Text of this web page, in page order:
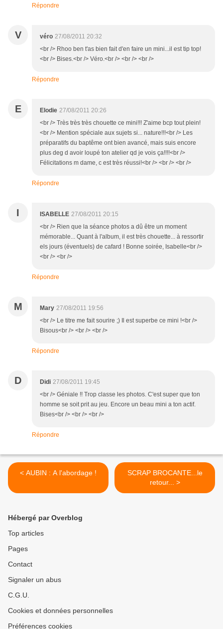
Répondre
V véro 27/08/2011 20:32
<br /> Rhoo ben t'as bien fait d'en faire un mini...il est tip top!
<br /> Bises.<br /> Véro.<br /> <br /> <br />
Répondre
E Elodie 27/08/2011 20:26
<br /> Très très très chouette ce mini!!! Z'aime bcp tout plein!
<br /> Mention spéciale aux sujets si... nature!!!<br /> Les
préparatifs du baptême ont bien avancé, mais suis encore
plus deg d avoir loupé ton atelier qd je vois ça!!!!<br />
Félicitations m dame, c est très réussi!<br /> <br /> <br />
Répondre
I ISABELLE 27/08/2011 20:15
<br /> Rien que la séance photos a dû être un moment
mémorable... Quant à l'album, il est très chouette... à ressortir
els jours (éventuels) de cafard ! Bonne soirée, Isabelle<br />
<br /> <br />
Répondre
M Mary 27/08/2011 19:56
<br /> Le titre me fait sourire ;) Il est superbe ce mini !<br />
Bisous<br /> <br /> <br />
Répondre
D Didi 27/08/2011 19:45
<br /> Géniale !! Trop classe les photos. C'est super que ton
homme se soit prit au jeu. Encore un beau mini a ton actif.
Bises<br /> <br /> <br />
Répondre
< AUBIN : A l'abordage !
SCRAP BROCANTE...le
retour... >
Hébergé par Overblog
Top articles
Pages
Contact
Signaler un abus
C.G.U.
Cookies et données personnelles
Préférences cookies